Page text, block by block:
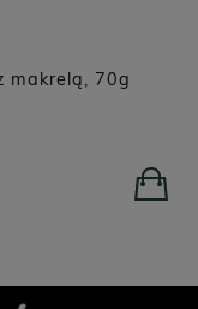
makrelą, 70g